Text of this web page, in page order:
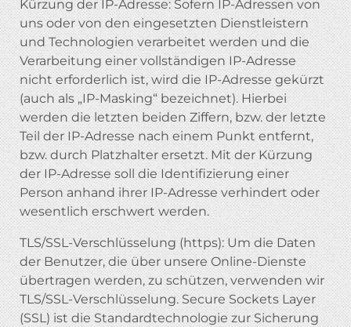
Kürzung der IP-Adresse: Sofern IP-Adressen von
uns oder von den eingesetzten Dienstleistern
und Technologien verarbeitet werden und die
Verarbeitung einer vollständigen IP-Adresse
nicht erforderlich ist, wird die IP-Adresse gekürzt
(auch als „IP-Masking“ bezeichnet). Hierbei
werden die letzten beiden Ziffern, bzw. der letzte
Teil der IP-Adresse nach einem Punkt entfernt,
bzw. durch Platzhalter ersetzt. Mit der Kürzung
der IP-Adresse soll die Identifizierung einer
Person anhand ihrer IP-Adresse verhindert oder
wesentlich erschwert werden.
TLS/SSL-Verschlüsselung (https): Um die Daten
der Benutzer, die über unsere Online-Dienste
übertragen werden, zu schützen, verwenden wir
TLS/SSL-Verschlüsselung. Secure Sockets Layer
(SSL) ist die Standardtechnologie zur Sicherung